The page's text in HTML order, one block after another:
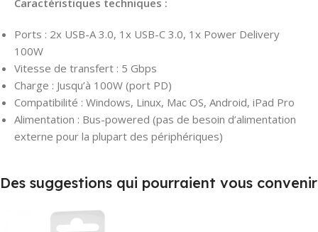
Caractéristiques techniques :
Ports : 2x USB-A 3.0, 1x USB-C 3.0, 1x Power Delivery
100W
Vitesse de transfert : 5 Gbps
Charge : Jusqu’à 100W (port PD)
Compatibilité : Windows, Linux, Mac OS, Android, iPad Pro
Alimentation : Bus-powered (pas de besoin d’alimentation
externe pour la plupart des périphériques)
Des suggestions qui pourraient vous convenir